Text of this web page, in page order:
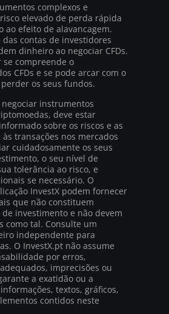
complexos e
elevado de perda rápida
ao efeito de alavancagem.
das contas de investidores
dinheiro ao negociar CFDs.
compreende o
CFDs e se pode arcar com o
os seus fundos.
instrumentos
deve estar
sobre os riscos e as
às transações nos mercados
cuidadosamente os seus
o seu nível de
tolerância ao risco, e
se necessário. O
InvestX podem fornecer
que não constituem
investimento e não devem
como tal. Consulte um
independente para
O InvestX.pt não assume
por erros,
imprecisões ou
a exatidão ou a
textos, gráficos,
contidos neste